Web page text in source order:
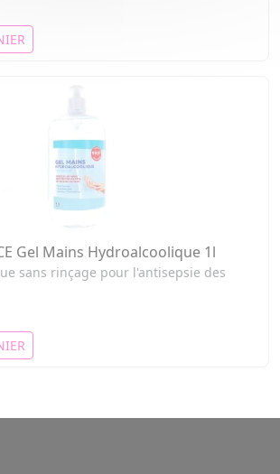
Gel Mains Hydroalcoolique 1l
sans rinçage pour l'antisepsie des